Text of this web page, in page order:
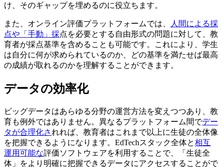
け、そのギャップを埋めるのに役立ちます。
また、オンライン評価プラットフォームでは、
人間による採
点や「手動」採点を必要とする自由形式の問題に対して、教
育者が採点基準を含めることも可能です。これにより、学生
は自分に何が求められているのか、どの基準を満たせば最高
の成績が取れるのかを理解することができます。
データの効率化
ビッグデータはあらゆる分野の運営方法を変えつつあり、教
育も例外ではありません。異なるプラットフォーム間でデー
タが合理化されれば、教育者はこれまで以上に生徒の全体像
を把握できるようになります。EdTechスタック全体と相互
運用可能な評価ソフトウェアを利用することで、「生徒全
体」をより明確に把握できるデータにアクセスすることがで